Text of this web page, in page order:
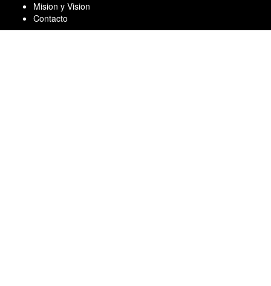
content
Mision y Vision
Contacto